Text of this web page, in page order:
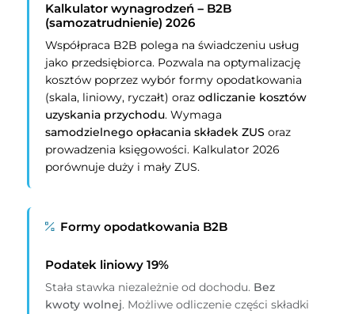
Kalkulator wynagrodzeń – B2B
(samozatrudnienie) 2026
Współpraca B2B polega na świadczeniu usług
jako przedsiębiorca. Pozwala na optymalizację
kosztów poprzez wybór formy opodatkowania
(skala, liniowy, ryczałt) orazodliczanie kosztów
uzyskania przychodu. Wymaga
samodzielnego opłacania składek ZUS oraz
prowadzenia księgowości. Kalkulator 2026
porównuje duży i mały ZUS.
Formy opodatkowania B2B
Podatek liniowy 19%
Stała stawka niezależnie od dochodu. Bez
kwoty wolnej. Możliwe odliczenie części składki